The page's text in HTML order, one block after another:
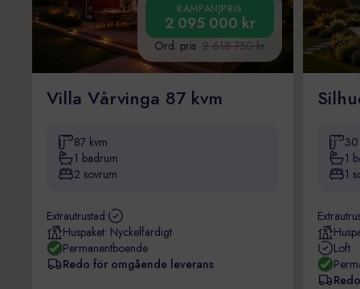
KAMPANJPRIS
2 095 000 kr
Ord. pris 2 618 750 kr
Villa Vårvinga 87 kvm
87 kvm
1 badrum
2 sovrum
Extrautrustad:
Huspaket: Nyckelfärdigt
Permanentboende
Redo för omgående leverans
30
1
1
Loft